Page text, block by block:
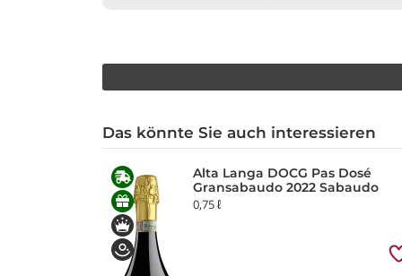
Das könnte Sie auch interessieren
Alta Langa DOCG Pas Dosé
Gransabaudo 2022 Sabaudo
0,75 ℓ